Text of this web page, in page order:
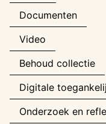
Documenten
Video
Behoud collectie
Digitale
Onderzoek en